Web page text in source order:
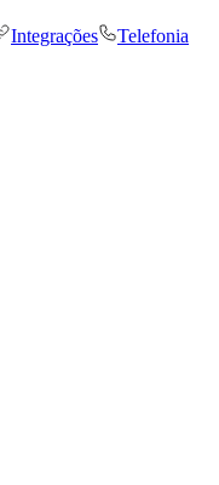
Integrações
Telefonia